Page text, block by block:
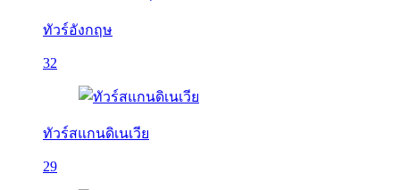
ทัวร์อังกฤษ
32
ทัวร์สแกนดิเนเวีย
29